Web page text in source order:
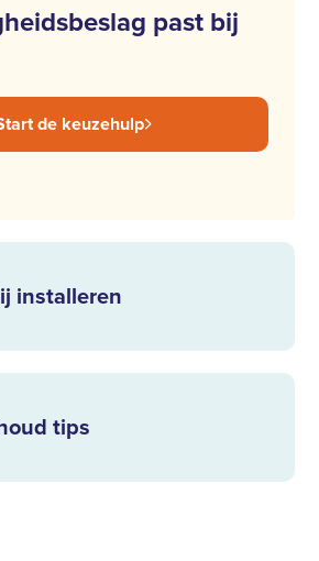
past bij
de keuzehulp
installeren
tips